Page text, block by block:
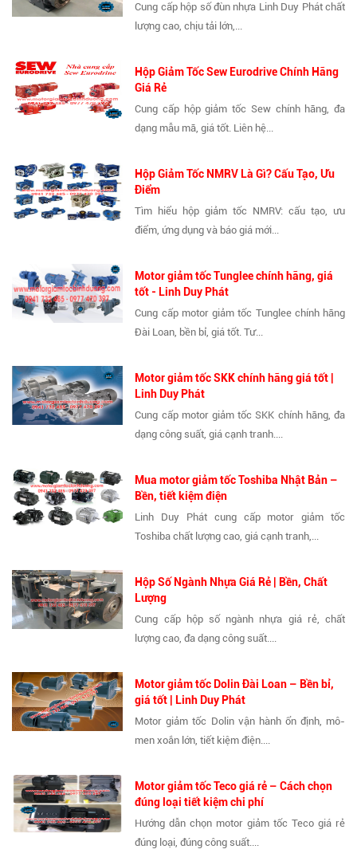
Cung cấp hộp số đùn nhựa Linh Duy Phát chất
lượng cao, chịu tải lớn,...
Hộp Giảm Tốc Sew Eurodrive Chính Hãng
Giá Rẻ
Cung cấp hộp giảm tốc Sew chính hãng, đa
dạng mẫu mã, giá tốt. Liên hệ...
Hộp Giảm Tốc NMRV Là Gì? Cấu Tạo, Ưu
Điểm
Tìm hiểu hộp giảm tốc NMRV: cấu tạo, ưu
điểm, ứng dụng và báo giá mới...
Motor giảm tốc Tunglee chính hãng, giá
tốt - Linh Duy Phát
Cung cấp motor giảm tốc Tunglee chính hãng
Đài Loan, bền bỉ, giá tốt. Tư...
Motor giảm tốc SKK chính hãng giá tốt |
Linh Duy Phát
Cung cấp motor giảm tốc SKK chính hãng, đa
dạng công suất, giá cạnh tranh....
Mua motor giảm tốc Toshiba Nhật Bản –
Bền, tiết kiệm điện
Linh Duy Phát cung cấp motor giảm tốc
Toshiba chất lượng cao, giá cạnh tranh,...
Hộp Số Ngành Nhựa Giá Rẻ | Bền, Chất
Lượng
Cung cấp hộp số ngành nhựa giá rẻ, chất
lượng cao, đa dạng công suất....
Motor giảm tốc Dolin Đài Loan – Bền bỉ,
giá tốt | Linh Duy Phát
Motor giảm tốc Dolin vận hành ổn định, mô-
men xoắn lớn, tiết kiệm điện....
Motor giảm tốc Teco giá rẻ – Cách chọn
đúng loại tiết kiệm chi phí
Hướng dẫn chọn motor giảm tốc Teco giá rẻ
đúng loại, đúng công suất....